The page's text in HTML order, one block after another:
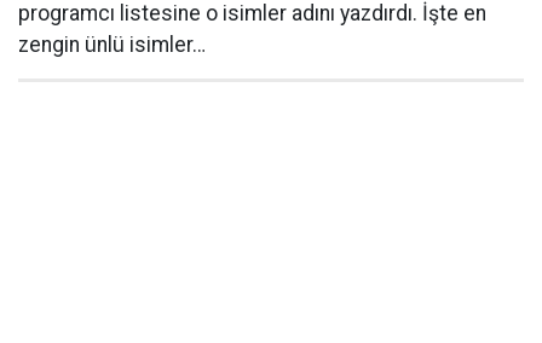
programcı listesine o isimler adını yazdırdı. İşte en
zengin ünlü isimler…